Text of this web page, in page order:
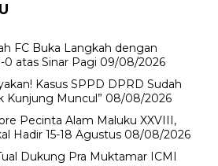
FC Buka Langkah dengan
atas Sinar Pagi 09/08/2026
Kasus SPPD DPRD Sudah
Kunjung Muncul” 08/08/2026
Pecinta Alam Maluku XXVIII,
Hadir 15-18 Agustus 08/08/2026
Dukung Pra Muktamar ICMI